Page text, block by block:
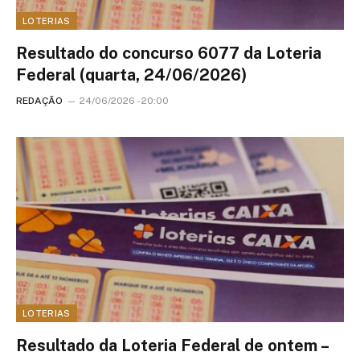
LOTERIAS
Resultado do concurso 6077 da Loteria
Federal (quarta, 24/06/2026)
REDAÇÃO 24/06/2026 - 20:00
LOTERIAS
Resultado da Loteria Federal de ontem –